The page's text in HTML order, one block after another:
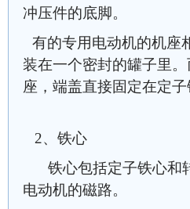
冲压件的底脚。
有的专用电动机的机座
装在一个密封的罐子里
座，端盖直接固定在定子
2、铁心
铁心包括定子铁心和
电动机的磁路。